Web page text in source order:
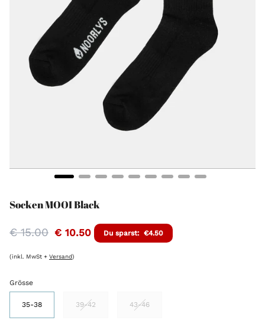
Socken MOOI Black
€ 10.50
Regulärer
Preis
€ 15.00 Du sparst: €4.50
(inkl. MwSt + Versand)
Grösse
35-38 39-42 43-46